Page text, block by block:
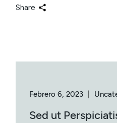
Share
Febrero 6, 2023
Sed ut